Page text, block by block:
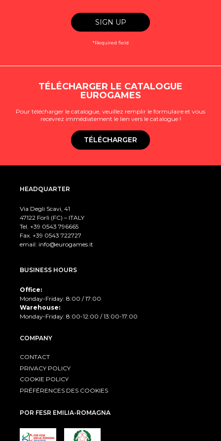
*Required field
TÉLÉCHARGER LE CATALOGUE
EUROGAMES
Pour télécharger le catalogue, veuillez remplir le formulaire et vous
recevrez immédiatement le lien vers le catalogue !
TÉLÉCHARGER
HEADQUARTER
Via Degli Scavi, 41
47122 Forlì (FC) – ITALY
Tel. +39 0543 796665
Fax. +39 0543 722727
email: info@eurogames.it
BUSINESS HOURS
Office:
Monday-Friday: 8:00 / 17:00
Warehouse:
Monday-Friday: 8:00-12:00 / 13:00-17:00
COMPANY
CONTACT
PRIVACY POLICY
COOKIE POLICY
PRÉFÉRENCES DES COOKIES
POR FESR EMILIA-ROMAGNA